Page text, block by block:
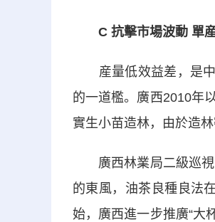
C 抗擊市場波動 單
産量低效益差，是中
的一道檻。廣西2010年
實生小苗造林，由於造
廣西林業局二級巡視
的東風，油茶良種良法
始，廣西進一步推廣“大